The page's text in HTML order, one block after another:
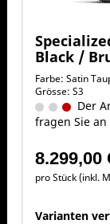
Black /
Farbe: Satin
Grösse: S3
Der
fragen Sie an
8.299,00
pro Stück (inkl.
Varianten